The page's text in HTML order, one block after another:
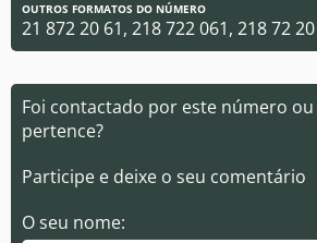
OUTROS FORMATOS DO NÚMERO
21 872 20 61, 218 722 061, 218 72 20
Foi contactado por este número ou
pertence?
Participe e deixe o seu comentário
O seu nome: